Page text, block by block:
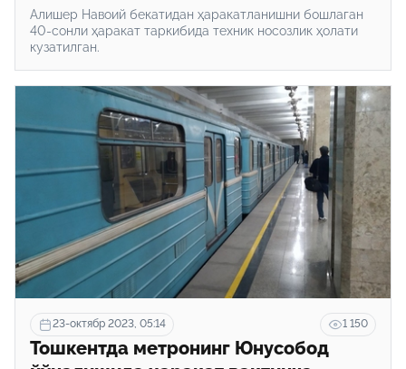
Алишер Навоий бекатидан ҳаракатланишни бошлаган
40-сонли ҳаракат таркибида техник носозлик ҳолати
кузатилган.
23-октябр 2023, 05:14 1 150
Тошкентда метронинг Юнусобод